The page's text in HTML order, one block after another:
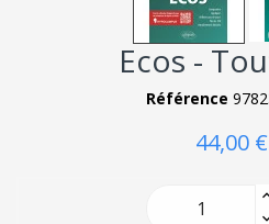
Ecos -
Référence
44,00 €